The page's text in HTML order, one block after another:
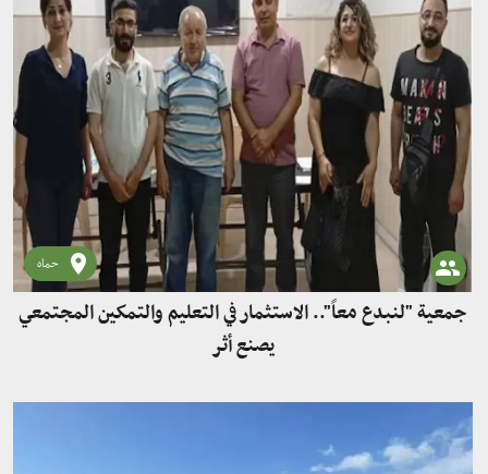
حماه
جمعية "لنبدع معاً".. الاستثمار في التعليم والتمكين المجتمعي
يصنع أثر